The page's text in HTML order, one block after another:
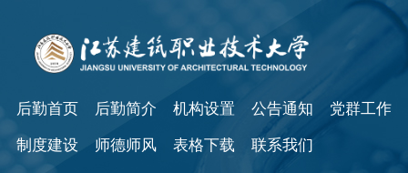
后勤首页 后勤简介 机构设置 公告通知 党群工作
制度建设 师德师风 表格下载 联系我们